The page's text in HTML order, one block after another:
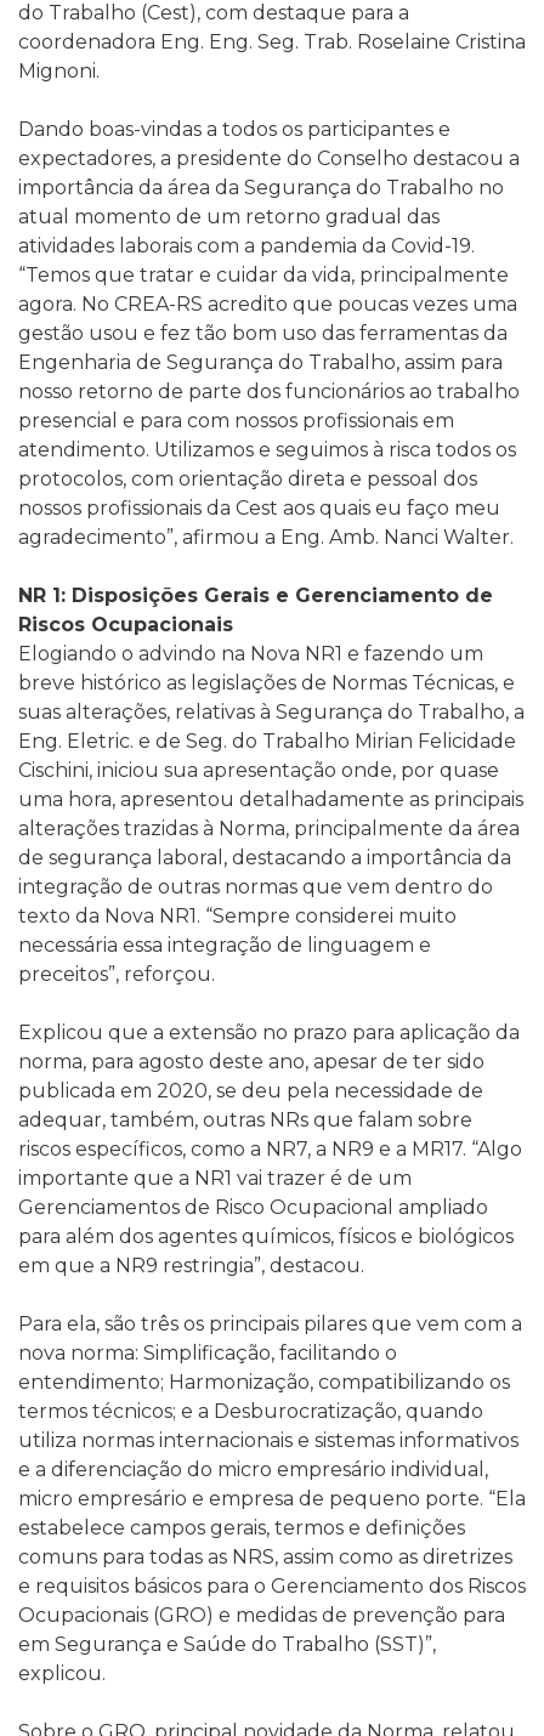
do Trabalho (Cest), com destaque para a
coordenadora Eng. Eng. Seg. Trab. Roselaine Cristina
Mignoni.
Dando boas-vindas a todos os participantes e
expectadores, a presidente do Conselho destacou a
importância da área da Segurança do Trabalho no
atual momento de um retorno gradual das
atividades laborais com a pandemia da Covid-19.
“Temos que tratar e cuidar da vida, principalmente
agora. No CREA-RS acredito que poucas vezes uma
gestão usou e fez tão bom uso das ferramentas da
Engenharia de Segurança do Trabalho, assim para
nosso retorno de parte dos funcionários ao trabalho
presencial e para com nossos profissionais em
atendimento. Utilizamos e seguimos à risca todos os
protocolos, com orientação direta e pessoal dos
nossos profissionais da Cest aos quais eu faço meu
agradecimento”, afirmou a Eng. Amb. Nanci Walter.
NR 1: Disposições Gerais e Gerenciamento de
Riscos Ocupacionais
Elogiando o advindo na Nova NR1 e fazendo um
breve histórico as legislações de Normas Técnicas, e
suas alterações, relativas à Segurança do Trabalho, a
Eng. Eletric. e de Seg. do Trabalho Mirian Felicidade
Cischini, iniciou sua apresentação onde, por quase
uma hora, apresentou detalhadamente as principais
alterações trazidas à Norma, principalmente da área
de segurança laboral, destacando a importância da
integração de outras normas que vem dentro do
texto da Nova NR1. “Sempre considerei muito
necessária essa integração de linguagem e
preceitos”, reforçou.
Explicou que a extensão no prazo para aplicação da
norma, para agosto deste ano, apesar de ter sido
publicada em 2020, se deu pela necessidade de
adequar, também, outras NRs que falam sobre
riscos específicos, como a NR7, a NR9 e a MR17. “Algo
importante que a NR1 vai trazer é de um
Gerenciamentos de Risco Ocupacional ampliado
para além dos agentes químicos, físicos e biológicos
em que a NR9 restringia”, destacou.
Para ela, são três os principais pilares que vem com a
nova norma: Simplificação, facilitando o
entendimento; Harmonização, compatibilizando os
termos técnicos; e a Desburocratização, quando
utiliza normas internacionais e sistemas informativos
e a diferenciação do micro empresário individual,
micro empresário e empresa de pequeno porte. “Ela
estabelece campos gerais, termos e definições
comuns para todas as NRS, assim como as diretrizes
e requisitos básicos para o Gerenciamento dos Riscos
Ocupacionais (GRO) e medidas de prevenção para
em Segurança e Saúde do Trabalho (SST)”,
explicou.
Sobre o GRO, principal novidade da Norma, relatou